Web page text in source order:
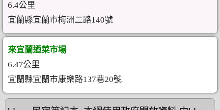
6.4公里
宜蘭縣宜蘭市梅洲二路140號
來宜蘭迺菜市場
6.47公里
宜蘭縣宜蘭市康樂路137巷20號